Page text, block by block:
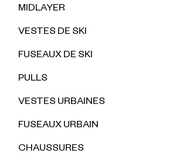
MIDLAYER
VESTES DE SKI
FUSEAUX DE SKI
PULLS
VESTES URBAINES
FUSEAUX URBAIN
CHAUSSURES